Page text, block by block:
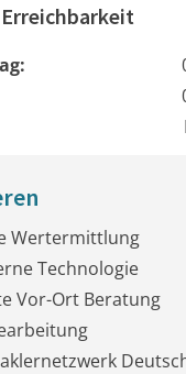
Wertermittlung
Technologie
Vor-Ort Beratung